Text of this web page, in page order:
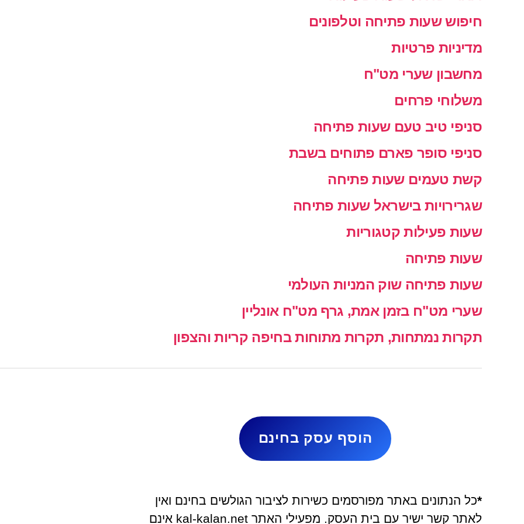
חיפוש שעות פתיחה וטלפונים
מדיניות פרטיות
מחשבון שערי מט"ח
משלוחי פרחים
סניפי טיב טעם שעות פתיחה
סניפי סופר פארם פתוחים בשבת
קשת טעמים שעות פתיחה
שגרירויות בישראל שעות פתיחה
שעות פעילות קטגוריות
שעות פתיחה
שעות פתיחה שוק המניות העולמי
שערי מט"ח בזמן אמת, גרף מט"ח אונליין
תקרות נמתחות, תקרות מתוחות בחיפה קריות והצפון
הוסף עסק בחינם
*כל הנתונים באתר מפורסמים כשירות לציבור הגולשים בחינם ואין
לאתר קשר ישיר עם בית העסק. מפעילי האתר kal-kalan.net אינם